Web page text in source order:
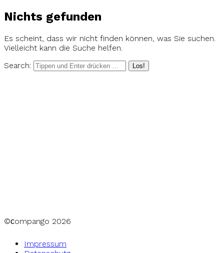
Nichts gefunden
Es scheint, dass wir nicht finden können, was Sie suchen.
Vielleicht kann die Suche helfen.
Search:
©сompango 2026
Impressum